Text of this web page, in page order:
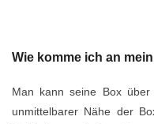
Wie komme ich an
Man kann seine Box
unmittelbarer Nähe der